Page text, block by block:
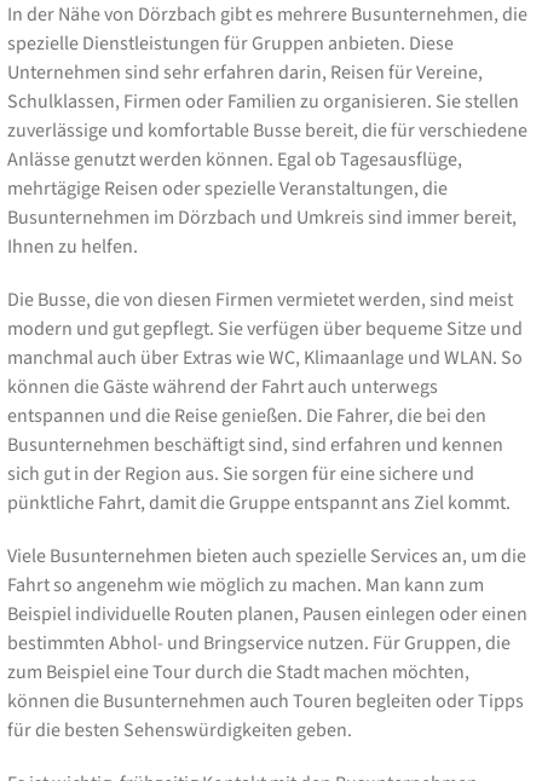
In der Nähe von Dörzbach gibt es mehrere Busunternehmen, die
spezielle Dienstleistungen für Gruppen anbieten. Diese
Unternehmen sind sehr erfahren darin, Reisen für Vereine,
Schulklassen, Firmen oder Familien zu organisieren. Sie stellen
zuverlässige und komfortable Busse bereit, die für verschiedene
Anlässe genutzt werden können. Egal ob Tagesausflüge,
mehrtägige Reisen oder spezielle Veranstaltungen, die
Busunternehmen im Dörzbach und Umkreis sind immer bereit,
Ihnen zu helfen.
Die Busse, die von diesen Firmen vermietet werden, sind meist
modern und gut gepflegt. Sie verfügen über bequeme Sitze und
manchmal auch über Extras wie WC, Klimaanlage und WLAN. So
können die Gäste während der Fahrt auch unterwegs
entspannen und die Reise genießen. Die Fahrer, die bei den
Busunternehmen beschäftigt sind, sind erfahren und kennen
sich gut in der Region aus. Sie sorgen für eine sichere und
pünktliche Fahrt, damit die Gruppe entspannt ans Ziel kommt.
Viele Busunternehmen bieten auch spezielle Services an, um die
Fahrt so angenehm wie möglich zu machen. Man kann zum
Beispiel individuelle Routen planen, Pausen einlegen oder einen
bestimmten Abhol- und Bringservice nutzen. Für Gruppen, die
zum Beispiel eine Tour durch die Stadt machen möchten,
können die Busunternehmen auch Touren begleiten oder Tipps
für die besten Sehenswürdigkeiten geben.